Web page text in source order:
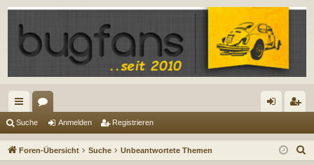
ch
ne en m ist
Suche Anmelden Registrieren
Foren-Übersicht Suche Unbeantwortete Themen